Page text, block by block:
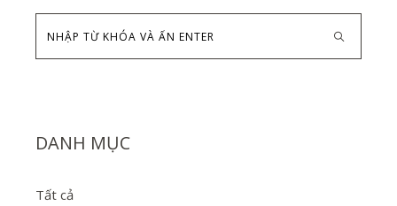
DANH MỤC
Tất cả